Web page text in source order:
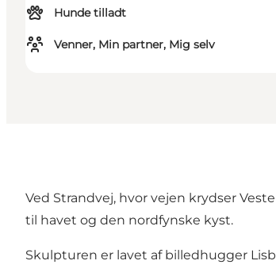
Hunde tilladt
Venner, Min partner, Mig selv
Ved Strandvej, hvor vejen krydser
til havet og den nordfynske kyst.
Skulpturen er lavet af billedhugger